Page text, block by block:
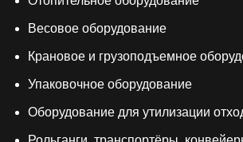
Весовое оборудование
Крановое и грузоподъемное
Упаковочное оборудование
Оборудование для утилизации